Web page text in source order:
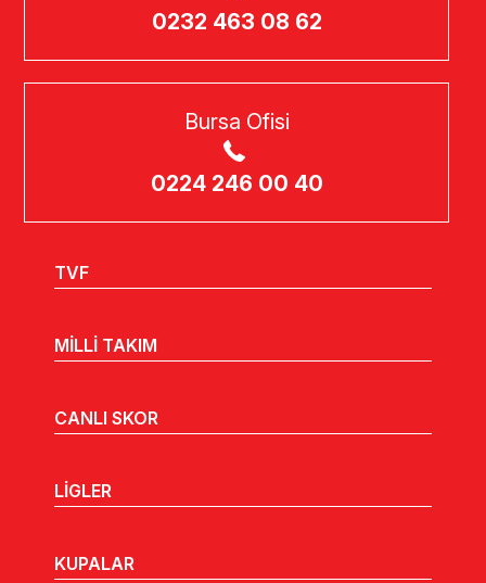
0232 463 08 62
Bursa Ofisi
0224 246 00 40
TVF
MİLLİ TAKIM
CANLI SKOR
LİGLER
KUPALAR